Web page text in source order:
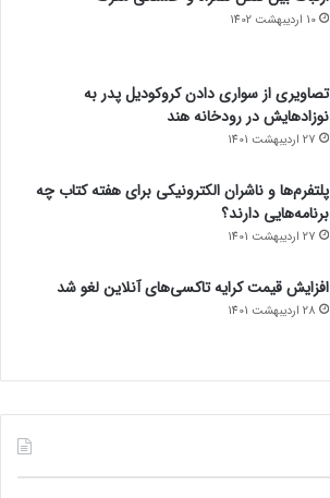
10 اردیبهشت 1402
تصاویری از سواری دادن کروکودیل پدر به
نوزادهایش در رودخانه هند
27 اردیبهشت 1401
پلتفرم‌ها و ناشران الکترونیکی برای هفته کتاب چه
برنامه‌هایی دارند؟
27 اردیبهشت 1401
افزایش قیمت کرایه تاکسی‌های آنلاین لغو شد
28 اردیبهشت 1401